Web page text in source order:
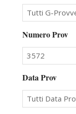
Numero Prov
Data Prov